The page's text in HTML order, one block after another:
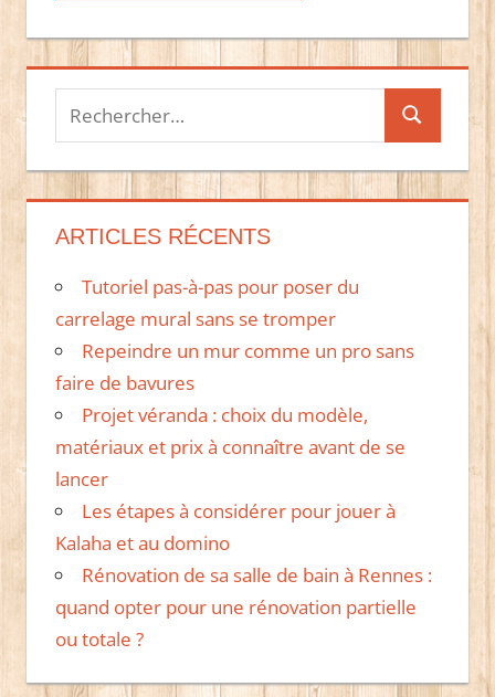
Recherche
pour :
ARTICLES RÉCENTS
Tutoriel pas-à-pas pour poser du
carrelage mural sans se tromper
Repeindre un mur comme un pro sans
faire de bavures
Projet véranda : choix du modèle,
matériaux et prix à connaître avant de se
lancer
Les étapes à considérer pour jouer à
Kalaha et au domino
Rénovation de sa salle de bain à Rennes :
quand opter pour une rénovation partielle
ou totale ?